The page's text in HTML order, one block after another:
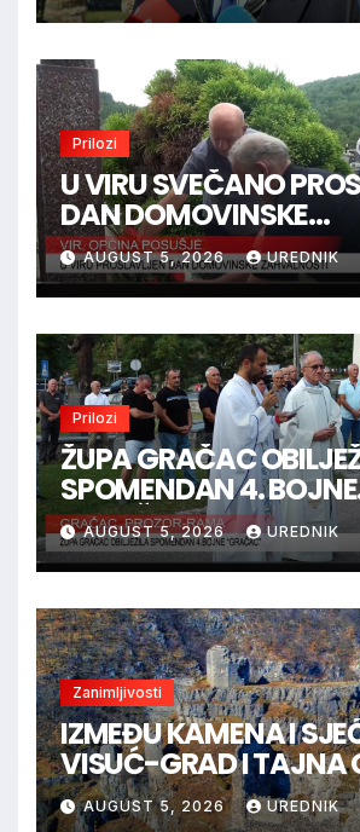
Bršadina
Prilozi
U VIRU SVEČANO
DAN DOMOVINSKE
ZAHVALNOSTI
AUGUST 5, 2026 UREDNIK
Prilozi
ŽUPA GRAČAC
SPOMENDAN 4. BOJNE
“GRAČAC”
AUGUST 5, 2026 UREDNIK
Zanimljivosti
IZMEĐU KAMENA I
VISUĆ-GRAD I TAJNA
KRALJICE
AUGUST 5, 2026 UREDNIK